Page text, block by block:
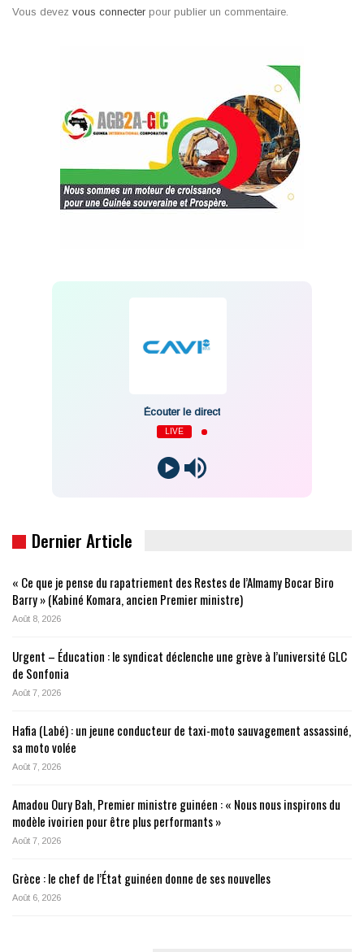
Vous devez vous connecter pour publier un commentaire.
Écouter le direct
LIVE
Dernier Article
« Ce que je pense du rapatriement des Restes de l’Almamy Bocar Biro
Barry » (Kabiné Komara, ancien Premier ministre)
Août 8, 2026
Urgent – Éducation : le syndicat déclenche une grève à l’université GLC
de Sonfonia
Août 7, 2026
Hafia (Labé) : un jeune conducteur de taxi-moto sauvagement assassiné,
sa moto volée
Août 7, 2026
Amadou Oury Bah, Premier ministre guinéen : « Nous nous inspirons du
modèle ivoirien pour être plus performants »
Août 7, 2026
Grèce : le chef de l’État guinéen donne de ses nouvelles
Août 6, 2026